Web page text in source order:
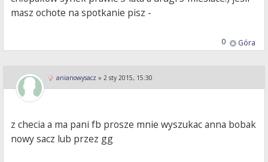
masz ochote na spotkanie pisz -
Góra
0
anianowysacz » 2 sty 2015, 15:30
z checia a ma pani fb prosze mnie wyszukac anna bobak
nowy sacz lub przez gg